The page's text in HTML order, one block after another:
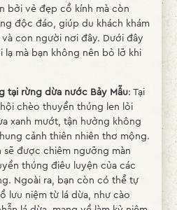
bởi vẻ đẹp cổ kính mà còn
độc đáo, giúp du khách khám
con người nơi đây. Dưới đây
lạ mà bạn không nên bỏ lỡ khi
tại rừng dừa nước Bảy Mẫu: Tại
chèo thuyền thúng len lỏi
xanh mướt, tận hưởng không
cảnh thiên nhiên thơ mộng.
được chiêm ngưỡng màn
thúng điêu luyện của các
Ngoài ra, bạn còn có thể tự
lưu niệm từ lá dừa, như cào